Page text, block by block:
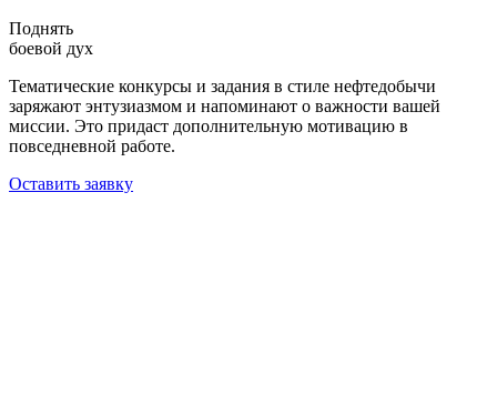
Поднять
боевой дух
Тематические конкурсы и задания в стиле нефтедобычи
заряжают энтузиазмом и напоминают о важности вашей
миссии. Это придаст дополнительную мотивацию в
повседневной работе.
Оставить заявку